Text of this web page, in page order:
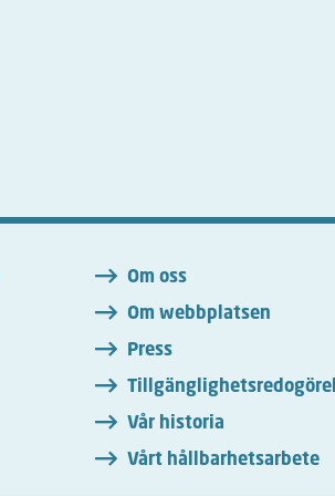
Om oss
Om webbplatsen
Press
Vår historia
Vårt hållbarhetsarbete